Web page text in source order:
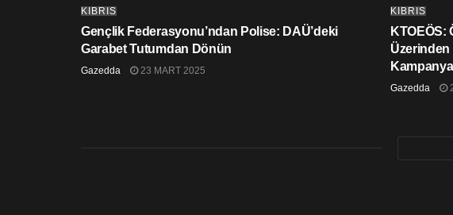
KIBRIS
Gençlik Federasyonu’ndan Polise: DAÜ’deki
Garabet Tutumdan Dönün
Gazedda 23 MART 2025
KIBRIS
KTOEÖS:
Üzerinden
Gazedda